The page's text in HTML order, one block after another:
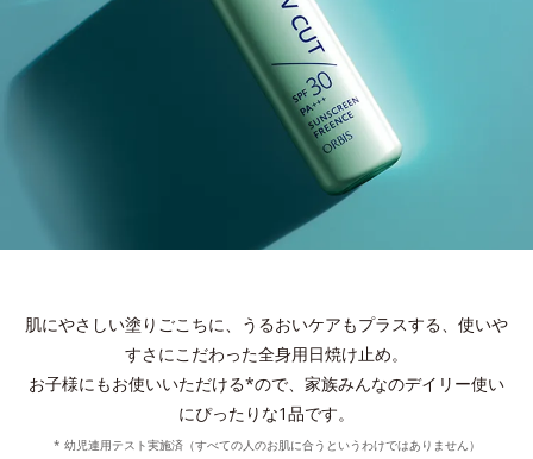
肌にやさしい塗りごこちに、うるおいケアもプラスする、使いや
すさにこだわった全身用日焼け止め。
お子様にもお使いいただける*ので、家族みんなのデイリー使い
にぴったりな1品です。
* 幼児連用テスト実施済（すべての人のお肌に合うというわけではありません）